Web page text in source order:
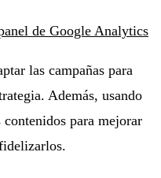
las campañas para
Además, usando
para mejorar